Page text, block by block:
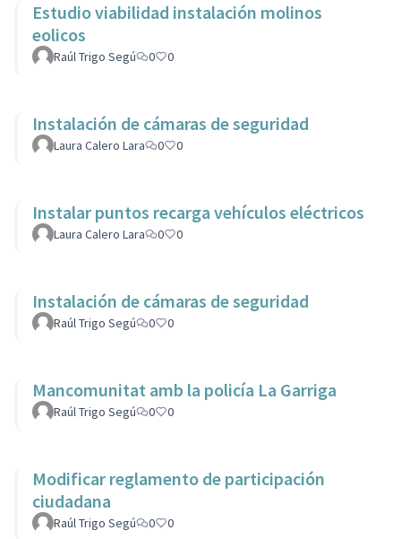
Estudio viabilidad instalación molinos
eolicos
Raúl Trigo Segú 0 0
Instalación de cámaras de seguridad
Laura Calero Lara 0 0
Instalar puntos recarga vehículos eléctricos
Laura Calero Lara 0 0
Instalación de cámaras de seguridad
Raúl Trigo Segú 0 0
Mancomunitat amb la policía La Garriga
Raúl Trigo Segú 0 0
Modificar reglamento de participación
ciudadana
Raúl Trigo Segú 0 0